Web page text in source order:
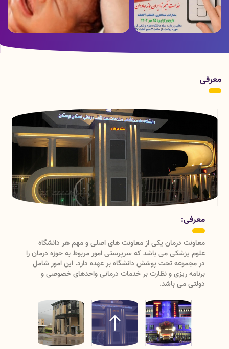
پوستر زمان برگزاری انتخابات
شهدای عشایر به مناسبت روز جهانی
معرفی
قسمتهای معاونت درمان
معاونت درمان دانشگاه علوم پزشکی لرستان دارای دو واحد
مدیریتی (مدیریت نظارت و اعتبار بخشی ، مدیریت بیماریها و
مراکز تشخیصی درمانی)ودارای سه
اداره(پرستاری،امورآزمایشگاههاو تعرفه و استاندارد) می باشد که با
ریاست معاون درمان رسیدگی به امور درمان دانشگاه علوم